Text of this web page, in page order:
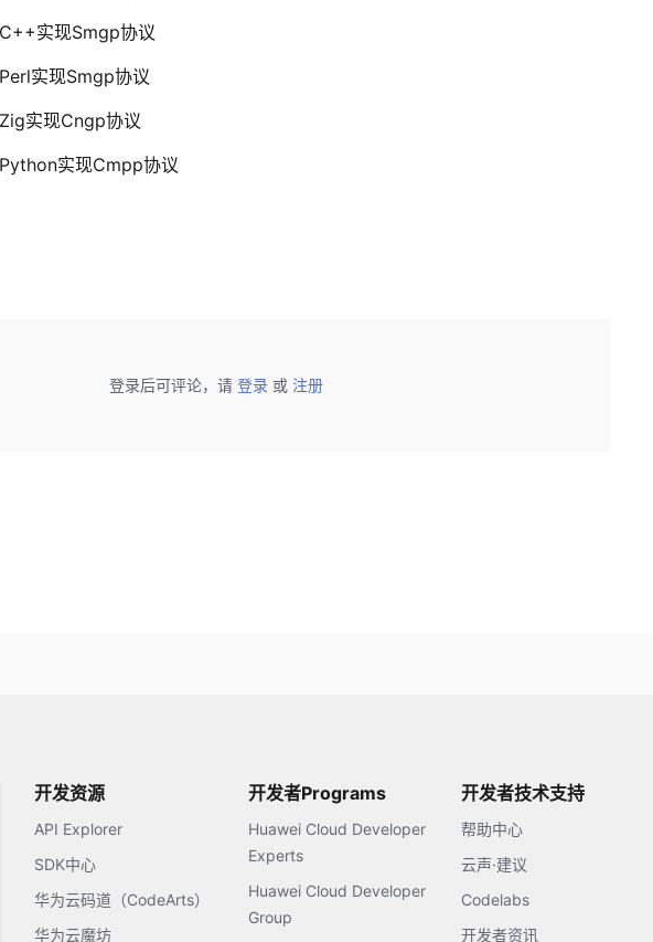
实现Smgp协议
实现Smgp协议
实现Cngp协议
实现Cmpp协议
登录后可评论，请 登录 或 注册
开发资源
API Explorer
SDK中心
华为云码道（CodeArts）
华为云魔坊
开发者Programs
Huawei Cloud Developer
Experts
Huawei Cloud Developer
Group
开发者技术支持
帮助中心
云声·建议
Codelabs
开发者资讯